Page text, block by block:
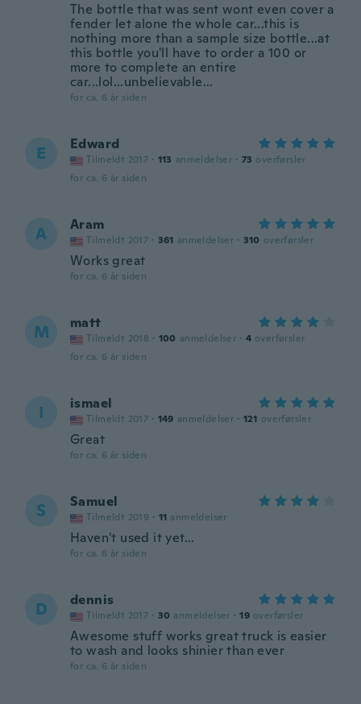
The bottle that was sent wont even cover a
fender let alone the whole car...this is
nothing more than a sample size bottle...at
this bottle you'll have to order a 100 or
more to complete an entire
car...lol...unbelievable...
for ca. 6 år siden
E Edward
Tilmeldt 2017 · 113 anmeldelser · 73 overførsler
for ca. 6 år siden
A Aram
Tilmeldt 2017 · 361 anmeldelser · 310 overførsler
Works great
for ca. 6 år siden
M matt
Tilmeldt 2018 · 100 anmeldelser · 4 overførsler
for ca. 6 år siden
I ismael
Tilmeldt 2017 · 149 anmeldelser · 121 overførsler
Great
for ca. 6 år siden
S Samuel
Tilmeldt 2019 · 11 anmeldelser
Haven't used it yet...
for ca. 6 år siden
D dennis
Tilmeldt 2017 · 30 anmeldelser · 19 overførsler
Awesome stuff works great truck is easier
to wash and looks shinier than ever
for ca. 6 år siden